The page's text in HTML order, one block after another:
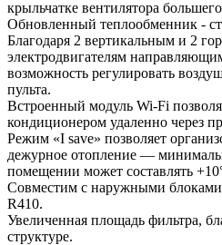
крыльчатке вентилятора
Обновленный теплообменник -
Благодаря 2 вертикальным и 2
электродвигателям
возможность регулировать
пульта.
Встроенный модуль Wi-Fi
кондиционером удаленно через
Режим «I save» позволяет
дежурное отопление —
помещении может составлять
Совместим с наружными
R410.
Увеличенная площадь фильтра,
структуре.